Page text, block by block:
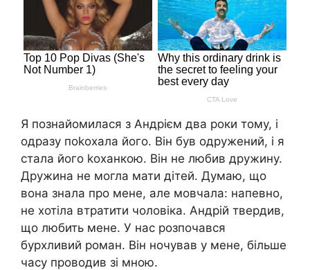
Я познайомилася з Андрієм два роки тому, і
одразу поkохала його. Він був одружений, і я
стала його kоханкою. Він не любив дружину.
Дружина не могла мати дітей. Думаю, що
вона знала про мене, але мовчала: напевно,
не хотіла втратити чоловіка. Андрій твердив,
що любить мене. У нас розпочався
бурхливий роман. Він ночував у мене, більше
часу проводив зі мною.